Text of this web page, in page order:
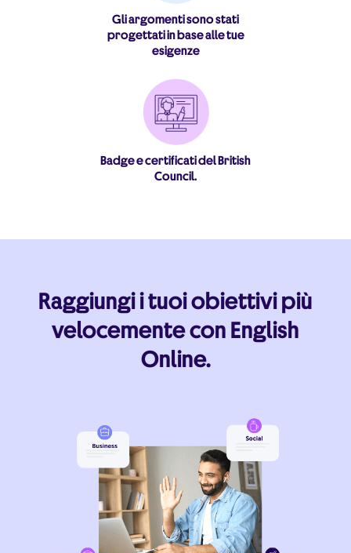
Gli argomenti sono stati
progettati in base alle tue
esigenze
Badge e certificati del British
Council.
Raggiungi i tuoi obiettivi più
velocemente con English
Online.